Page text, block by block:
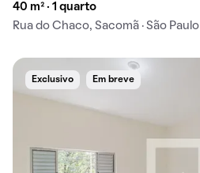
40 m² · 1 quarto
Rua do Chaco, Sacomã · São Paulo
Exclusivo Em breve